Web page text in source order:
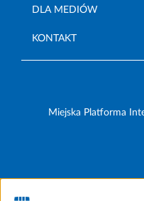
DLA MEDIÓW
KONTAKT
Miejska Platforma